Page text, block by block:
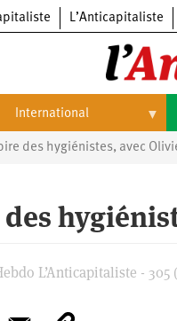
L’Anticapitaliste
International
des hygiénistes, avec
L’Anticapitaliste - 305